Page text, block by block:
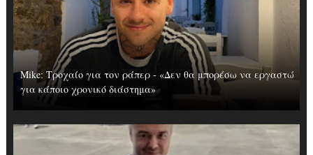
Mike: Τροχαίο για τον ράπερ - «Δεν θα μπορέσω να εργαστώ
για κάποιο χρονικό διάστημα»